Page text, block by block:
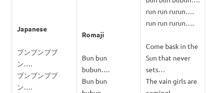
Japanese
ブンブンブブ
ン….
ブンブンブブ
ン….
Romaji
Bun bun
bubun….
Bun bun
run run rurun….
run run rurun….
Come bask in the
Sun that never
sets…
The vain girls are